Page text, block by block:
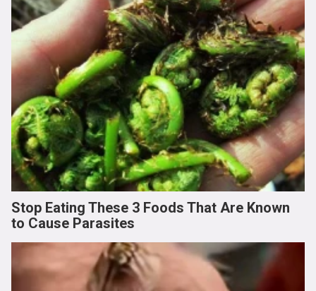
Stop Eating These 3 Foods That Are Known
to Cause Parasites